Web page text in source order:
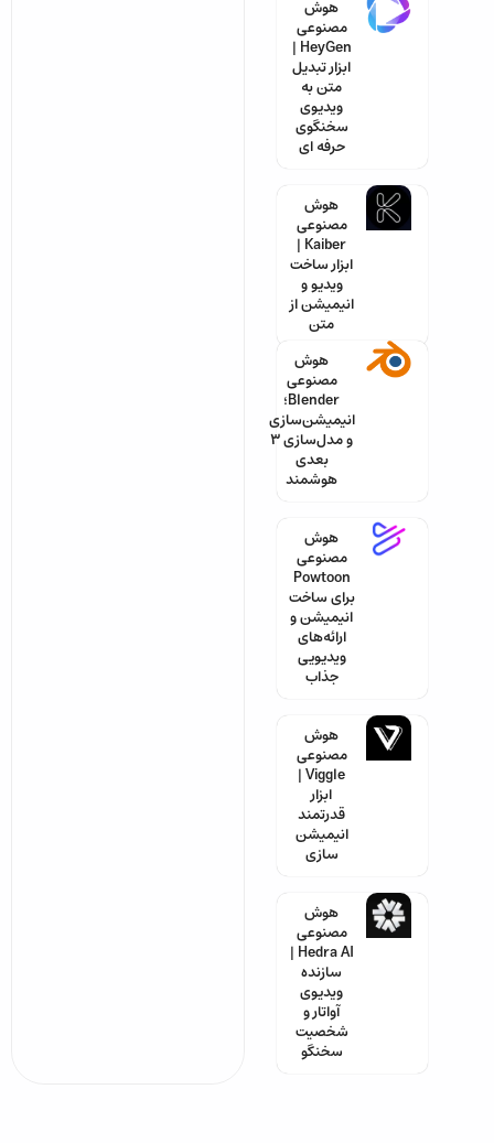
هوش
مصنوعی
HeyGen |
ابزار تبدیل
متن به
ویدیوی
سخنگوی
حرفه ای
هوش
مصنوعی
Kaiber |
ابزار ساخت
ویدیو و
انیمیشن از
متن
هوش
مصنوعی
Blender؛
انیمیشن‌سازی
و مدل‌سازی ۳
بعدی
هوشمند
هوش
مصنوعی
Powtoon
برای ساخت
انیمیشن و
ارائه‌های
ویدیویی
جذاب
هوش
مصنوعی
Viggle |
ابزار
قدرتمند
انیمیشن
سازی
هوش
مصنوعی
Hedra AI |
سازنده
ویدیوی
آواتار و
شخصیت
سخنگو